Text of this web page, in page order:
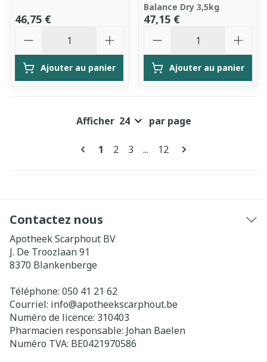
46,75 €
Ajouter au panier
Balance Dry 3,5kg
47,15 €
Ajouter au panier
Pages
Vous lisez actuellement la page
1 Page
2 Page
3 ... Page
12
Afficher par page
Contactez nous
Apotheek Scarphout BV
J. De Troozlaan 91
8370 Blankenberge
Téléphone: 050 41 21 62
Courriel: info@apotheekscarphout.be
Numéro de licence: 310403
Pharmacien responsable: Johan Baelen
Numéro TVA: BE0421970586